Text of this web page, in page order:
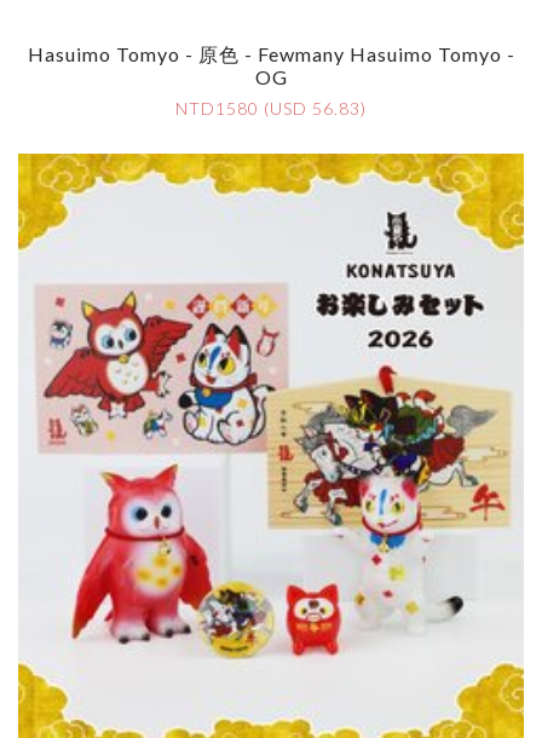
Hasuimo Tomyo - 原色 - Fewmany Hasuimo Tomyo -
OG
NTD1580 (USD 56.83)